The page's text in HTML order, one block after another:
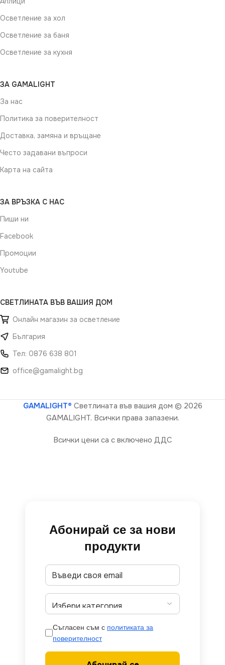
Осветление за хол
Осветление за баня
Осветление за кухня
ЗА GAMALIGHT
За нас
Политика за поверителност
Доставка, замяна и връщане
Често задавани въпроси
Карта на сайта
ЗА ВРЪЗКА С НАС
Пиши ни
Facebook
Промоции
Youtube
СВЕТЛИНАТА ВЪВ ВАШИЯ ДОМ
Онлайн магазин за осветление
България
Тел: 0876 638 801
office@gamalight.bg
GAMALIGHT® Светлината във вашия дом © 2026
GAMALIGHT. Всички права запазени.
Всички цени са с включено ДДС
Абонирай се за нови
продукти
Съгласен съм с политиката за
поверителност